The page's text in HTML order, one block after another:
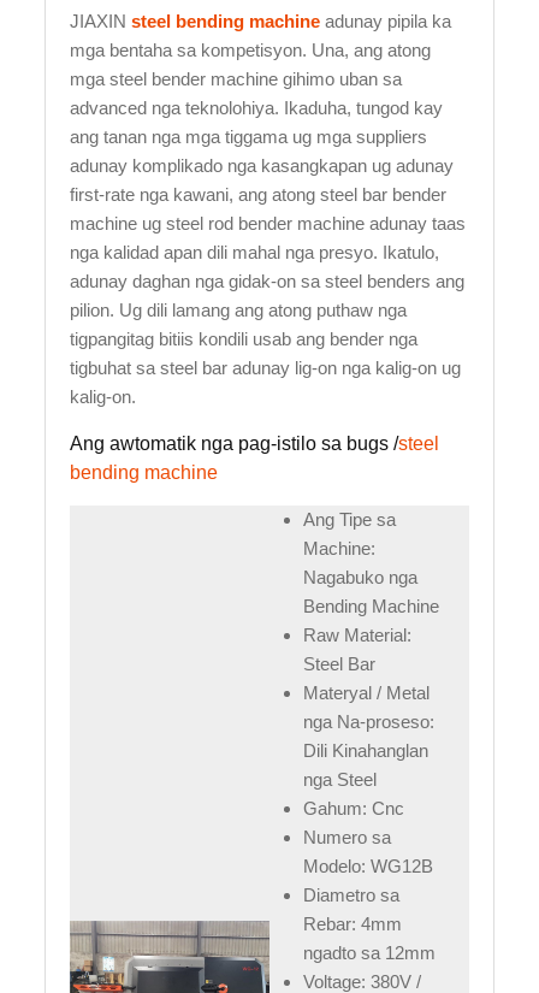
JIAXINsteel bending machine adunay pipila ka
mga bentaha sa kompetisyon. Una, ang atong
mga steel bender machine gihimo uban sa
advanced nga teknolohiya. Ikaduha, tungod kay
ang tanan nga mga tiggama ug mga suppliers
adunay komplikado nga kasangkapan ug adunay
first-rate nga kawani, ang atong steel bar bender
machine ug steel rod bender machine adunay taas
nga kalidad apan dili mahal nga presyo. Ikatulo,
adunay daghan nga gidak-on sa steel benders ang
pilion. Ug dili lamang ang atong puthaw nga
tigpangitag bitiis kondili usab ang bender nga
tigbuhat sa steel bar adunay lig-on nga kalig-on ug
kalig-on.
Ang awtomatik nga pag-istilo sa bugs /steel
bending machine
Ang Tipe sa
Machine:
Nagabuko nga
Bending Machine
Raw Material:
Steel Bar
Materyal / Metal
nga Na-proseso:
Dili Kinahanglan
nga Steel
Gahum: Cnc
Numero sa
Modelo: WG12B
Diametro sa
Rebar: 4mm
ngadto sa 12mm
Voltage: 380V /